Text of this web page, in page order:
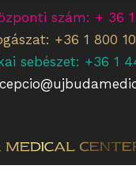
szám: + 36
+36 1 800
sebészet: +36 1